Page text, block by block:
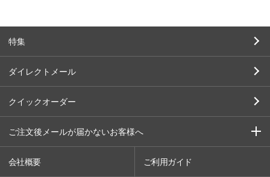
特集
ダイレクトメール
クイックオーダー
ご注文後メールが届かないお客様へ
会社概要 ご利用ガイド